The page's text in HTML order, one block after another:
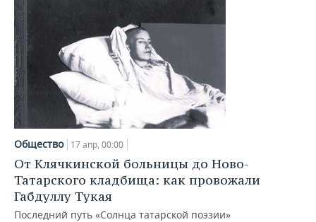
Общество 17 апр, 00:00
От Клячкинской больницы до Ново-
Татарского кладбища: как провожали
Габдуллу Тукая
Последний путь «Солнца татарской поэзии»